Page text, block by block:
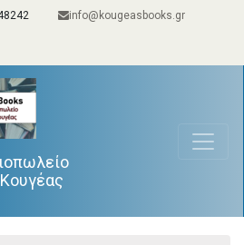
info@kougeasbooks.gr